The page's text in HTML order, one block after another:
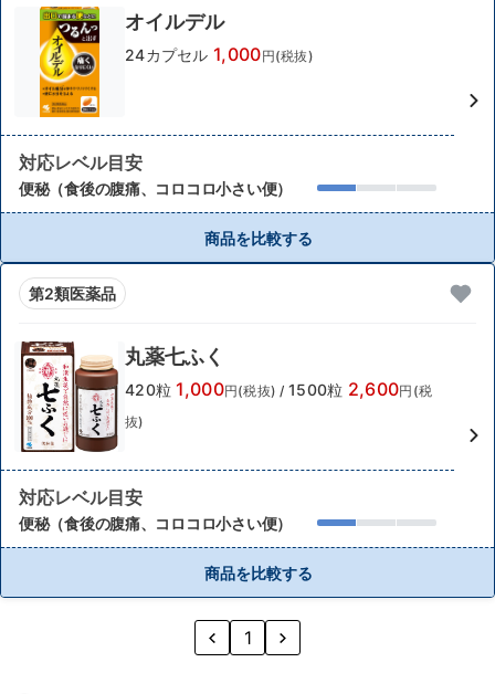
オイルデル
24カプセル 1,000円(税抜)
対応レベル目安
便秘（食後の腹痛、コロコロ小さい便）
商品を比較する
第2類医薬品
丸薬七ふく
420粒 1,000円(税抜) / 1500粒 2,600円(税
抜)
対応レベル目安
便秘（食後の腹痛、コロコロ小さい便）
商品を比較する
1